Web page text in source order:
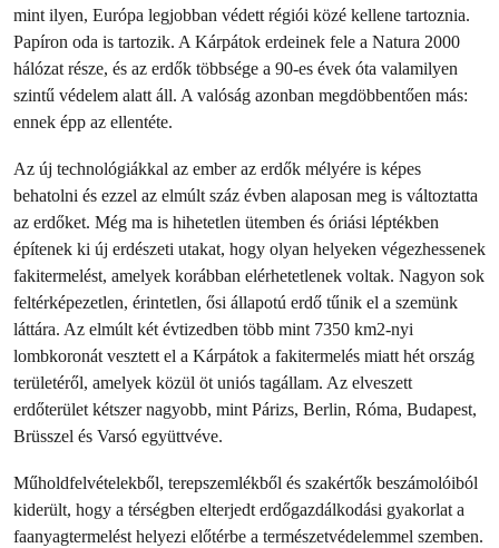
mint ilyen, Európa legjobban védett régiói közé kellene tartoznia.
Papíron oda is tartozik. A Kárpátok erdeinek fele a Natura 2000
hálózat része, és az erdők többsége a 90-es évek óta valamilyen
szintű védelem alatt áll. A valóság azonban megdöbbentően más:
ennek épp az ellentéte.
Az új technológiákkal az ember az erdők mélyére is képes
behatolni és ezzel az elmúlt száz évben alaposan meg is változtatta
az erdőket. Még ma is hihetetlen ütemben és óriási léptékben
építenek ki új erdészeti utakat, hogy olyan helyeken végezhessenek
fakitermelést, amelyek korábban elérhetetlenek voltak. Nagyon sok
feltérképezetlen, érintetlen, ősi állapotú erdő tűnik el a szemünk
láttára. Az elmúlt két évtizedben több mint 7350 km2-nyi
lombkoronát vesztett el a Kárpátok a fakitermelés miatt hét ország
területéről, amelyek közül öt uniós tagállam. Az elveszett
erdőterület kétszer nagyobb, mint Párizs, Berlin, Róma, Budapest,
Brüsszel és Varsó együttvéve.
Műholdfelvételekből, terepszemlékből és szakértők beszámolóiból
kiderült, hogy a térségben elterjedt erdőgazdálkodási gyakorlat a
faanyagtermelést helyezi előtérbe a természetvédelemmel szemben.